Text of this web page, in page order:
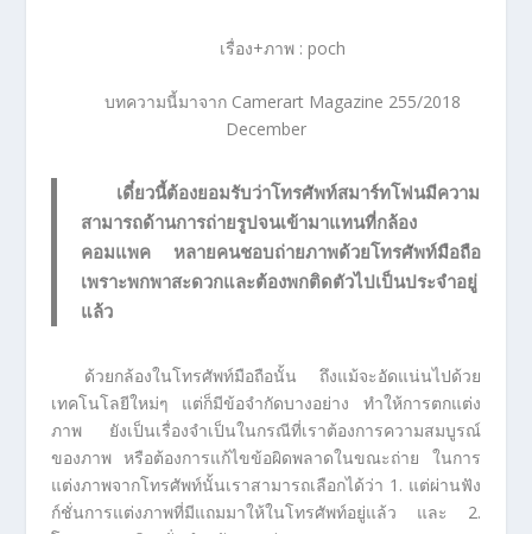
เรื่อง+ภาพ : poch
บทความนี้มาจาก Camerart Magazine 255/2018
December
เดี๋ยวนี้ต้องยอมรับว่าโทรศัพท์สมาร์ทโฟนมีความ
สามารถด้านการถ่ายรูปจนเข้ามาแทนที่กล้อง
คอมแพค หลายคนชอบถ่ายภาพด้วยโทรศัพท์มือถือ
เพราะพกพาสะดวกและต้องพกติดตัวไปเป็นประจำอยู่
แล้ว
ด้วยกล้องในโทรศัพท์มือถือนั้น ถึงแม้จะอัดแน่นไปด้วย
เทคโนโลยีใหม่ๆ แต่ก็มีข้อจำกัดบางอย่าง ทำให้การตกแต่ง
ภาพ ยังเป็นเรื่องจำเป็นในกรณีที่เราต้องการความสมบูรณ์
ของภาพ หรือต้องการแก้ไขข้อผิดพลาดในขณะถ่าย ในการ
แต่งภาพจากโทรศัพท์นั้นเราสามารถเลือกได้ว่า 1. แต่ผ่านฟัง
ก์ชั่นการแต่งภาพที่มีแถมมาให้ในโทรศัพท์อยู่แล้ว และ 2.